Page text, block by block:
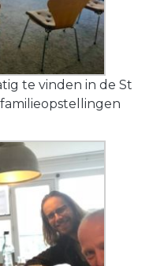
te vinden in de St